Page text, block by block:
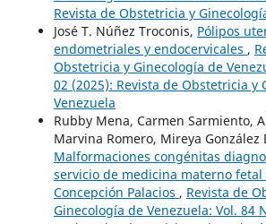
Revista de Obstetricia y
José T. Núñez Troconis, Pólipos
endometriales y endocervicales ,
Obstetricia y Ginecología de
02 (2025): Revista de Obstetricia y
Venezuela
Rubby Mena, Carmen Sarmiento,
Marvina Romero, Mireya González
Malformaciones congénitas
servicio de medicina materno
Concepción Palacios , Revista de
Ginecología de Venezuela: Vol. 84